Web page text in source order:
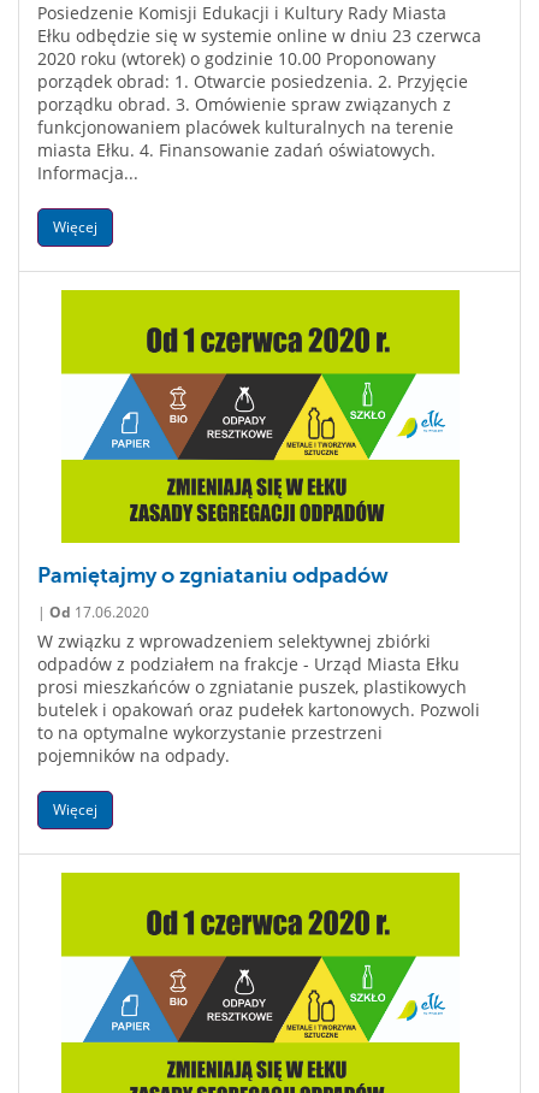
Posiedzenie Komisji Edukacji i Kultury Rady Miasta
Ełku odbędzie się w systemie online w dniu 23 czerwca
2020 roku (wtorek) o godzinie 10.00 Proponowany
porządek obrad: 1. Otwarcie posiedzenia. 2. Przyjęcie
porządku obrad. 3. Omówienie spraw związanych z
funkcjonowaniem placówek kulturalnych na terenie
miasta Ełku. 4. Finansowanie zadań oświatowych.
Informacja...
Więcej
Pamiętajmy o zgniataniu odpadów
| Od 17.06.2020
W związku z wprowadzeniem selektywnej zbiórki
odpadów z podziałem na frakcje - Urząd Miasta Ełku
prosi mieszkańców o zgniatanie puszek, plastikowych
butelek i opakowań oraz pudełek kartonowych. Pozwoli
to na optymalne wykorzystanie przestrzeni
pojemników na odpady.
Więcej